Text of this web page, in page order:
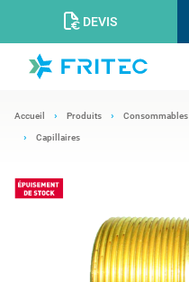
DEVIS
Accueil Produits Consommables
Capillaires